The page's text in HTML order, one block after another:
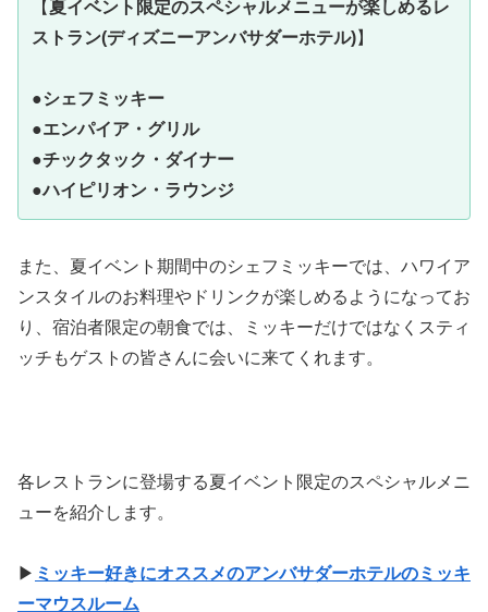
【夏イベント限定のスペシャルメニューが楽しめるレ
ストラン(ディズニーアンバサダーホテル)】
●シェフミッキー
●エンパイア・グリル
●チックタック・ダイナー
●ハイピリオン・ラウンジ
また、夏イベント期間中のシェフミッキーでは、ハワイア
ンスタイルのお料理やドリンクが楽しめるようになってお
り、宿泊者限定の朝食では、ミッキーだけではなくスティ
ッチもゲストの皆さんに会いに来てくれます。
各レストランに登場する夏イベント限定のスペシャルメニ
ューを紹介します。
▶ ミッキー好きにオススメのアンバサダーホテルのミッキ
ーマウスルーム